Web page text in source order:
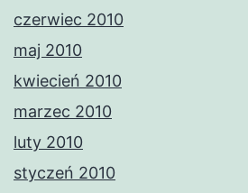
czerwiec 2010
maj 2010
kwiecień 2010
marzec 2010
luty 2010
styczeń 2010